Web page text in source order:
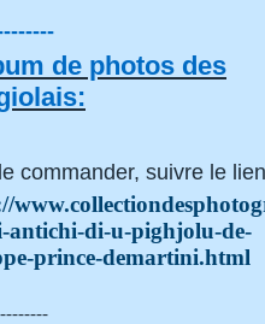
de photos des
commander, suivre le
antichi-di-u-pighjolu-de-
prince-demartini.html